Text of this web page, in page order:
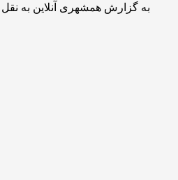
به گزارش همشهری آنلاین به